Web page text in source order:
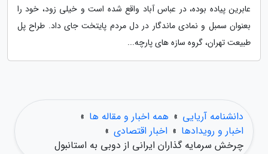
عابرین پیاده بوده، در عباس آباد واقع شده است و خیلی زود، خود را
بعنوان سمبل و نمادی ماندگار در دل مردم پایتخت جای داد. طراح پل
طبیعت تهران، گروه سازه های پارچه...
دانشنامه آریایی » همه اخبار و مقاله ها »
اخبار و رویدادها » اخبار اقتصادی »
چرخش سرمایه گذاران ایرانی از دوبی به استانبول